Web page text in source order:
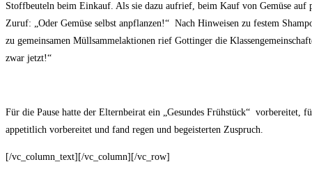
Stoffbeuteln beim Einkauf. Als sie dazu aufrief, beim Kauf von Gemüse auf
Zuruf: „Oder Gemüse selbst anpflanzen!“ Nach Hinweisen zu festem
zu gemeinsamen Müllsammelaktionen rief Gottinger die
zwar jetzt!“
Für die Pause hatte der Elternbeirat ein „Gesundes Frühstück“ vorbereitet,
appetitlich vorbereitet und fand regen und begeisterten Zuspruch.
[/vc_column_text][/vc_column][/vc_row]